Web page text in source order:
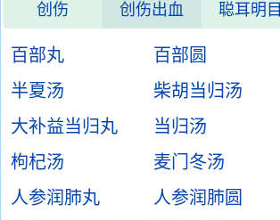
创伤 创伤出血 聪耳明目
百部丸
百部圆
半夏汤
柴胡当归汤
大补益当归丸
当归汤
枸杞汤
麦门冬汤
人参润肺丸
人参润肺圆